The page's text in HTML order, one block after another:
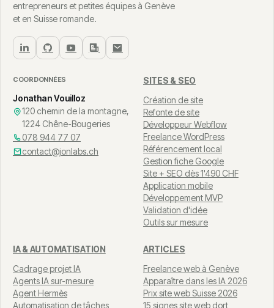
entrepreneurs et petites équipes à Genève
et en Suisse romande.
COORDONNÉES
Jonathan Vouilloz
120 chemin de la montagne,
1224 Chêne-Bougeries
078 944 77 07
contact@jonlabs.ch
SITES & SEO
Création de site
Refonte de site
Développeur Webflow
Freelance WordPress
Référencement local
Gestion fiche Google
Site + SEO dès 1'490 CHF
Application mobile
Développement MVP
Validation d'idée
Outils sur mesure
IA & AUTOMATISATION
Cadrage projet IA
Agents IA sur-mesure
Agent Hermès
Automatisation de tâches
ARTICLES
Freelance web à Genève
Apparaître dans les IA 2026
Prix site web Suisse 2026
15 signes site web dort